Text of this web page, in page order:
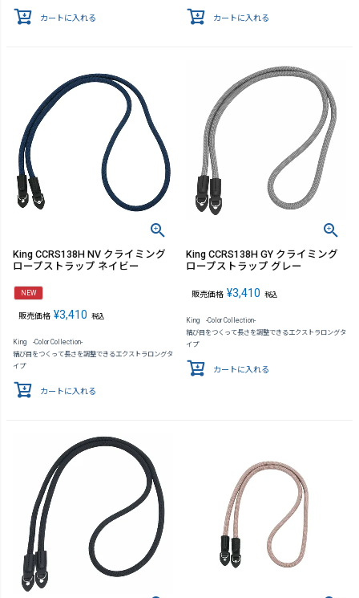
カートに入れる カートに入れる
King CCRS138H NV クライミング
ロープストラップ ネイビー
NEW
販売価格 ¥3,410 税込
King -Color Collection-
結び目をつくって長さを調整できるエクストラロングタ
イプ
カートに入れる
King CCRS138H GY クライミング
ロープストラップ グレー
販売価格 ¥3,410 税込
King -Color Collection-
結び目をつくって長さを調整できるエクストラロングタ
イプ
カートに入れる